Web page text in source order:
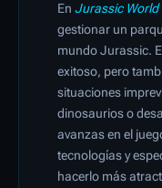
En Jurassic World
gestionar un
mundo Jurassic.
exitoso, pero
situaciones
dinosaurios o
avanzas en el
tecnologías y
hacerlo más